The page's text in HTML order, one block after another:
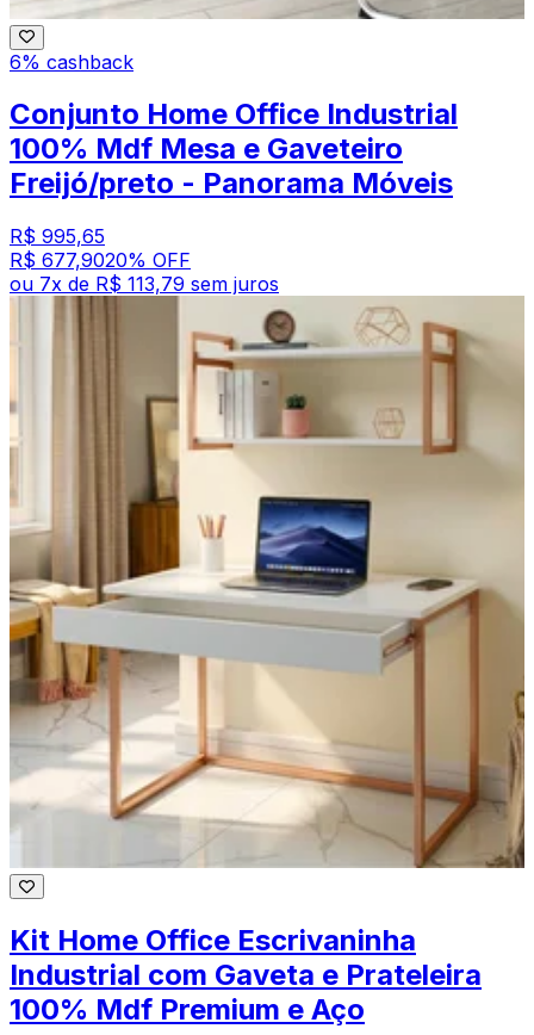
6% cashback
Conjunto Home Office Industrial
100% Mdf Mesa e Gaveteiro
Freijó/preto - Panorama Móveis
R$ 995,65
R$ 677,9020% OFF
ou 7x de R$ 113,79 sem juros
Kit Home Office Escrivaninha
Industrial com Gaveta e Prateleira
100% Mdf Premium e Aço